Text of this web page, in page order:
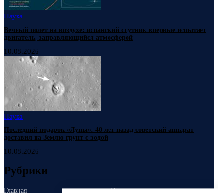
Наука
Вечный полет на воздухе: испанский спутник впервые испытает
двигатель, заправляющийся атмосферой
10.08.2026
Наука
Последний подарок «Луны»: 48 лет назад советский аппарат
доставил на Землю грунт с водой
10.08.2026
Рубрики
Главная Новости